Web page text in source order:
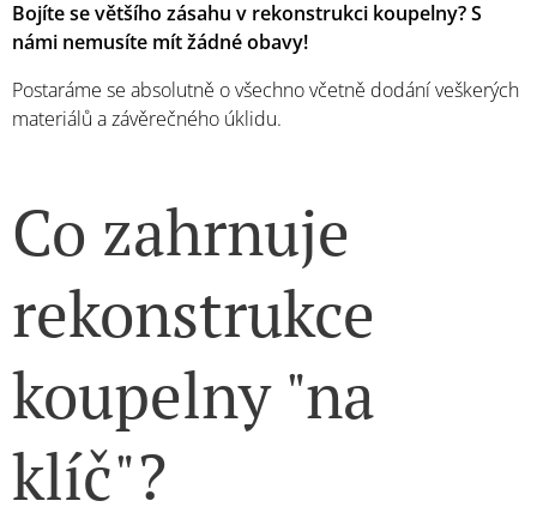
Bojíte se většího zásahu v rekonstrukci koupelny? S
námi nemusíte mít žádné obavy!
Postaráme se absolutně o všechno včetně dodání veškerých
materiálů a závěrečného úklidu.
Co zahrnuje
rekonstrukce
koupelny "na
klíč"?